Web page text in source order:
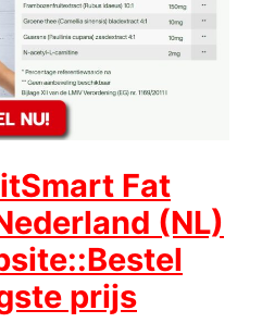
Fat
(NL)
prijs